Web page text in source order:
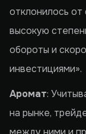
отклонилось от
высокую
обороты и
инвестициями».
Аромат:
на рынке,